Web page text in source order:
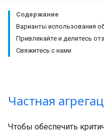
Содержание
Варианты использования
Привлекайте и делитесь
Свяжитесь с нами
Частная
Чтобы обеспечить